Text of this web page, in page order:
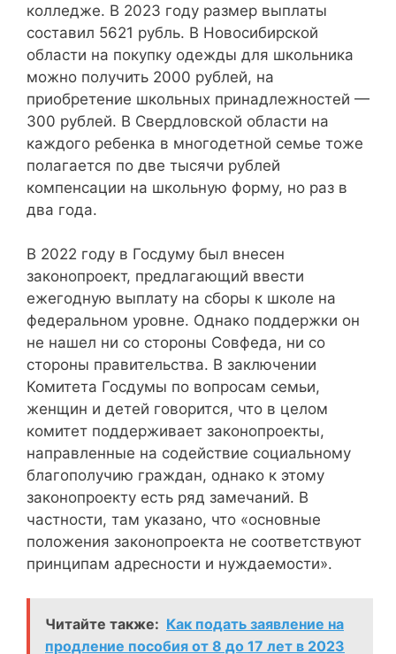
колледже. В 2023 году размер выплаты
составил 5621 рубль. В Новосибирской
области на покупку одежды для школьника
можно получить 2000 рублей, на
приобретение школьных принадлежностей —
300 рублей. В Свердловской области на
каждого ребенка в многодетной семье тоже
полагается по две тысячи рублей
компенсации на школьную форму, но раз в
два года.
В 2022 году в Госдуму был внесен
законопроект, предлагающий ввести
ежегодную выплату на сборы к школе на
федеральном уровне. Однако поддержки он
не нашел ни со стороны Совфеда, ни со
стороны правительства. В заключении
Комитета Госдумы по вопросам семьи,
женщин и детей говорится, что в целом
комитет поддерживает законопроекты,
направленные на содействие социальному
благополучию граждан, однако к этому
законопроекту есть ряд замечаний. В
частности, там указано, что «основные
положения законопроекта не соответствуют
принципам адресности и нуждаемости».
Читайте также: Как подать заявление на
продление пособия от 8 до 17 лет в 2023